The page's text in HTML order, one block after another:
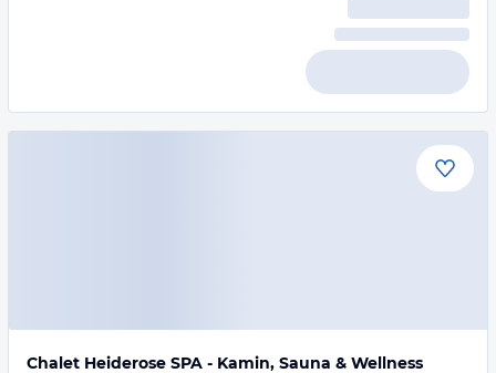
Chalet Heiderose SPA - Kamin, Sauna & Wellness